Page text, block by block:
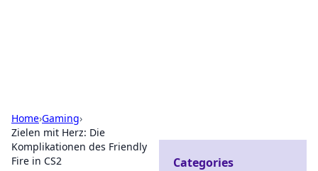
Home›Gaming›
Zielen mit Herz: Die
Komplikationen des Friendly
Fire in CS2
Categories